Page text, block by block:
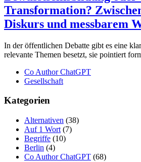
Transformation?
Diskurs und messbarem
In der öffentlichen Debatte gibt es eine
relevante Themen besetzt, sie pointiert
Co Author ChatGPT
Gesellschaft
Kategorien
Alternativen (38)
Auf 1 Wort (7)
Begriffe (10)
Berlin (4)
Co Author ChatGPT (68)